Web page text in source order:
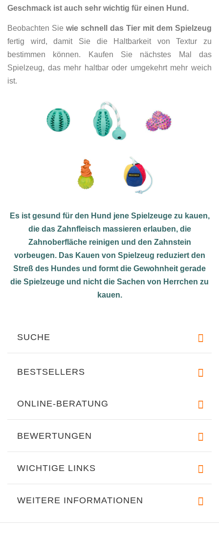
Geschmack ist auch sehr wichtig für einen Hund.
Beobachten Sie wie schnell das Tier mit dem Spielzeug
fertig wird, damit Sie die Haltbarkeit von Textur zu
bestimmen können. Kaufen Sie nächstes Mal das
Spielzeug, das mehr haltbar oder umgekehrt mehr weich
ist.
Es ist gesund für den Hund jene Spielzeuge zu kauen,
die das Zahnfleisch massieren erlauben, die
Zahnoberfläche reinigen und den Zahnstein
vorbeugen. Das Kauen von Spielzeug reduziert den
Streß des Hundes und formt die Gewohnheit gerade
die Spielzeuge und nicht die Sachen von Herrchen zu
kauen.
SUCHE
BESTSELLERS
ONLINE-BERATUNG
BEWERTUNGEN
WICHTIGE LINKS
WEITERE INFORMATIONEN